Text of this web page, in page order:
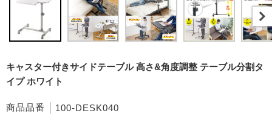
キャスター付きサイドテーブル 高さ&角度調整 テーブル分割タ
イプ ホワイト
商品品番
100-DESK040